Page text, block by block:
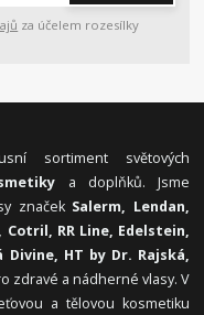
za účelem rozesílky
sortiment světových
a doplňků. Jsme
značek Salerm, Lendan,
Cotril, RR Line, Edelstein,
Divine, HT by Dr. Rajská,
zdravé a nádherné vlasy. V
a tělovou kosmetiku